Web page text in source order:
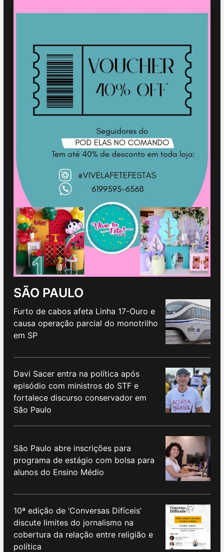
SÃO PAULO
Furto de cabos afeta Linha 17-Ouro e
causa operação parcial do monotrilho
em SP
Davi Sacer entra na política após
episódio com ministros do STF e
fortalece discurso conservador em
São Paulo
São Paulo abre inscrições para
programa de estágio com bolsa para
alunos do Ensino Médio
10ª edição de ‘Conversas Difíceis’
discute limites do jornalismo na
cobertura da relação entre religião e
política